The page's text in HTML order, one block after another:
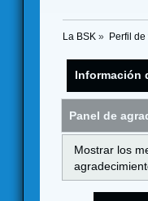
La BSK » Perfil de
Información
Panel de
Mostrar los